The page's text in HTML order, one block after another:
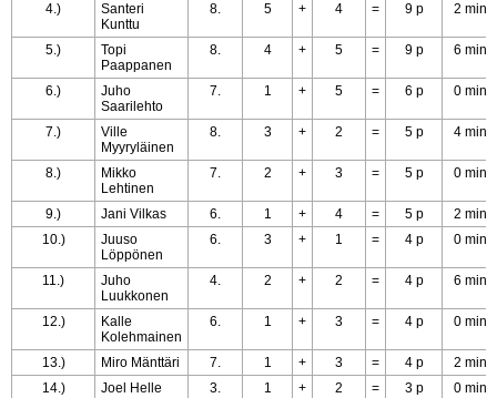
4.)
Santeri
Kunttu
8. 5 + 4 = 9 p 2 min
5.)
Topi
Paappanen
8. 4 + 5 = 9 p 6 min
6.)
Juho
Saarilehto
7. 1 + 5 = 6 p 0 min
7.)
Ville
Myyryläinen
8. 3 + 2 = 5 p 4 min
8.)
Mikko
Lehtinen
7. 2 + 3 = 5 p 0 min
9.) Jani Vilkas 6. 1 + 4 = 5 p
2 min
10.)
Juuso
Löppönen
6. 3 + 1 = 4 p 0 min
11.)
Juho
Luukkonen
4. 2 + 2 = 4 p 6 min
12.)
Kalle
Kolehmainen
6. 1 + 3 = 4 p 0 min
13.) Miro Mänttäri 7. 1 + 3 = 4 p
2 min
14.)
Joel Helle 3. 1 + 2 = 3 p
0 min